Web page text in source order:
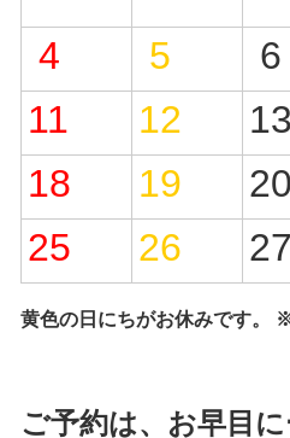
4
5 6
11
12 13
18
19 20
25
26 27
黄色の日にちがお休みです。
ご予約は、お早目